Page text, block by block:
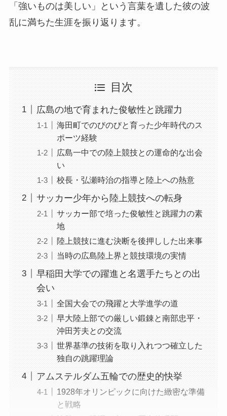
「強いものは美しい」という言葉を遺した彼の波
乱に満ちた生涯を振り返ります。
目次
広島の地で育まれた俊敏性と跳躍力
海田町でのびのびと育った少年時代のス
ポーツ経験
広島一中での陸上競技との運命的な出会
い
校長・弘瀬時治の指導と陸上への熱意
サッカー少年から陸上競技への転身
サッカー部で培った俊敏性と跳躍力の素
地
陸上競技に進む決断を後押しした出来事
当時の広島陸上界と競技環境の実情
早稲田大学での躍進と名選手たちとの出
会い
全国大会での飛躍と大学進学の道
早大陸上部での厳しい鍛錬と南部忠平・
沖田芳夫との交流
世界基準の技術を取り入れつつ確立した
独自の跳躍理論
アムステルダム五輪での歴史的快挙
1928年オリンピックに向けた緻密な準備
と戦略